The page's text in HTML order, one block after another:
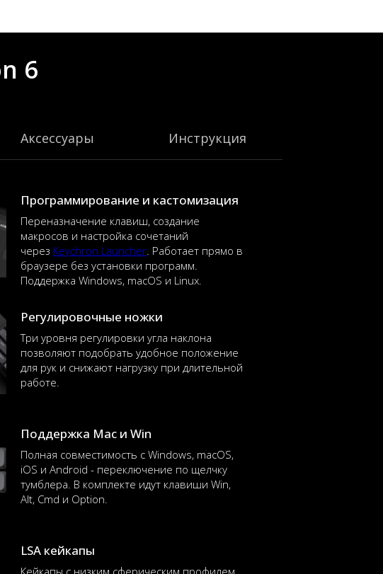
6
Аксессуары Инструкция
Программирование и кастомизация
Переназначение клавиш, создание
макросов и настройка сочетаний
через Keychron Launcher. Работает прямо в
браузере без установки программ.
Поддержка Windows, macOS и Linux.
Регулировочные ножки
Три уровня регулировки угла наклона
позволяют подобрать удобное положение
для рук и снижают нагрузку при длительной
работе.
Поддержка Mac и Win
Полная совместимость с Windows, macOS,
iOS и Android - переключение по щелчку
тумблера. В комплекте идут клавиши Win,
Alt, Cmd и Option.
LSA кейкапы
Кейкапы с низким сферическим профилем